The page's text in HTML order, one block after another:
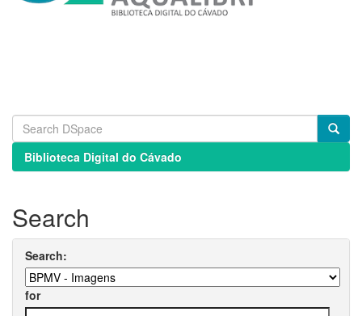
Biblioteca Digital do Cávado
Search
Search:
for